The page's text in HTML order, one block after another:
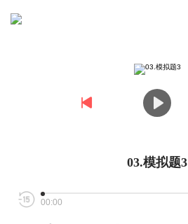
03.模拟题3
00:00